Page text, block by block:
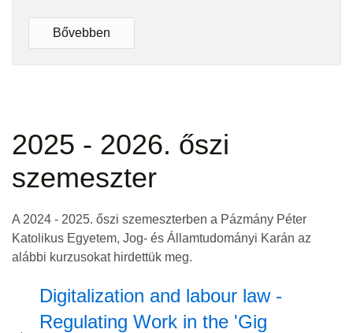
Bővebben
2025 - 2026. őszi
szemeszter
A 2024 - 2025. őszi szemeszterben a Pázmány Péter
Katolikus Egyetem, Jog- és Államtudományi Karán az
alábbi kurzusokat hirdettük meg.
Digitalization and labour law -
Regulating Work in the 'Gig